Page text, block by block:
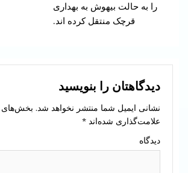
را به حالت بیهوش به‌ بهداری
قرچک منتقل کرده اند.
دیدگاهتان را بنویسید
نشانی ایمیل شما منتشر نخواهد شد. بخش‌های
علامت‌گذاری شده‌اند *
دیدگاه